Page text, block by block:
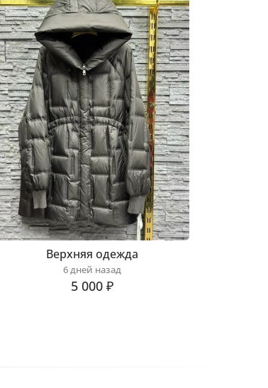
Верхняя одежда
6 дней назад
5 000 ₽